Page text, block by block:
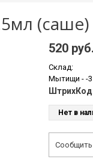
(саше)
520 руб.
Склад:
Мытищи - -
Нет в
Сообщить